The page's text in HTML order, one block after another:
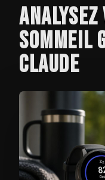
ANALYSEZ
SOMMEIL
CLAUDE